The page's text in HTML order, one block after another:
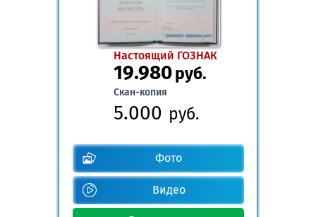
Настоящий ГОЗНАК
19.980руб.
Скан-копия
5.000 руб.
Фото
Видео